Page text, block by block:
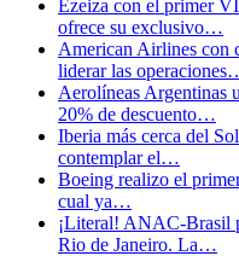
Ezeiza con el primer
ofrece su exclusivo…
American Airlines con
liderar las
Aerolíneas Argentinas
20% de descuento…
Iberia más cerca del
contemplar el…
Boeing realizo el
cual ya…
¡Literal! ANAC-Brasil
Rio de Janeiro. La…